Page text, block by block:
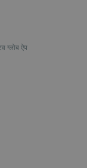
ग्लोब ऐप